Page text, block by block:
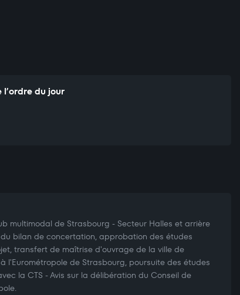
l’ordre du jour
multimodal de Strasbourg - Secteur Halles et arrière
bilan de concertation, approbation des études
transfert de maîtrise d'ouvrage de la ville de
l'Eurométropole de Strasbourg, poursuite des études
la CTS - Avis sur la délibération du Conseil de